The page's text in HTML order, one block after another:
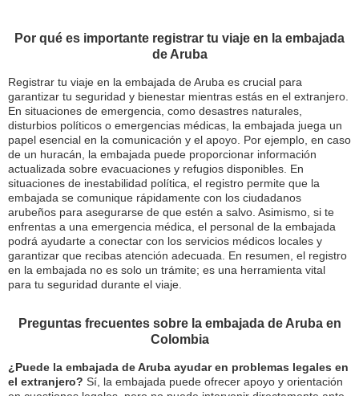
Por qué es importante registrar tu viaje en la embajada
de Aruba
Registrar tu viaje en la embajada de Aruba es crucial para
garantizar tu seguridad y bienestar mientras estás en el extranjero.
En situaciones de emergencia, como desastres naturales,
disturbios políticos o emergencias médicas, la embajada juega un
papel esencial en la comunicación y el apoyo. Por ejemplo, en caso
de un huracán, la embajada puede proporcionar información
actualizada sobre evacuaciones y refugios disponibles. En
situaciones de inestabilidad política, el registro permite que la
embajada se comunique rápidamente con los ciudadanos
arubeños para asegurarse de que estén a salvo. Asimismo, si te
enfrentas a una emergencia médica, el personal de la embajada
podrá ayudarte a conectar con los servicios médicos locales y
garantizar que recibas atención adecuada. En resumen, el registro
en la embajada no es solo un trámite; es una herramienta vital
para tu seguridad durante el viaje.
Preguntas frecuentes sobre la embajada de Aruba en
Colombia
¿Puede la embajada de Aruba ayudar en problemas legales en
el extranjero? Sí, la embajada puede ofrecer apoyo y orientación